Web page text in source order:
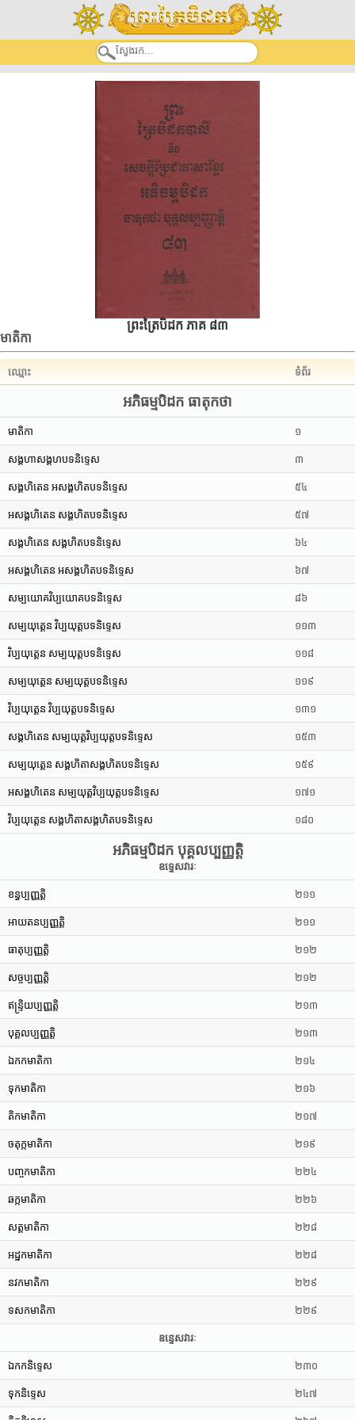
ព្រះត្រៃបិដក ភាគ ៨៣
មាតិកា
ឈ្មោះ ទំព័រ
អភិធម្មបិដក ធាតុកថា
មាតិកា ១
សង្គហាសង្គហបទនិទ្ទេស ៣
សង្គហិតេន អសង្គហិតបទនិទ្ទេស ៥៤
អសង្គហិតេន សង្គហិតបទនិទ្ទេស ៥៧
សង្គហិតេន សង្គហិតបទនិទ្ទេស ៦៤
អសង្គហិតេន អសង្គហិតបទនិទ្ទេស ៦៧
សម្បយោគវិប្បយោគបទនិទ្ទេស ៨៦
សម្បយុត្តេន វិប្បយុត្តបទនិទ្ទេស ១១៣
វិប្បយុត្តេន សម្បយុត្តបទនិទ្ទេស ១១៨
សម្បយុត្តេន សម្បយុត្តបទនិទ្ទេស ១១៩
វិប្បយុត្តេន វិប្បយុត្តបទនិទ្ទេស ១៣១
សង្គហិតេន សម្បយុត្តវិប្បយុត្តបទនិទ្ទេស ១៥៣
សម្បយុត្តេន សង្គហិតាសង្គហិតបទនិទ្ទេស ១៥៩
អសង្គហិតេន សម្បយុត្តវិប្បយុត្តបទនិទ្ទេស ១៧១
វិប្បយុត្តេន សង្គហិតាសង្គហិតបទនិទ្ទេស ១៨០
អភិធម្មបិដក បុគ្គលប្បញ្ញត្តិ
ឧទ្ទេសវារៈ
ខន្ធប្បញ្ញត្តិ ២១១
អាយតនប្បញ្ញត្តិ ២១១
ធាតុប្បញ្ញត្តិ ២១២
សច្ចប្បញ្ញត្តិ ២១២
ឥន្រ្ទិយប្បញ្ញត្តិ ២១៣
បុគ្គលប្បញ្ញត្តិ ២១៣
ឯកកមាតិកា ២១៤
ទុកមាតិកា ២១៦
តិកមាតិកា ២១៧
ចតុក្កមាតិកា ២១៩
បញ្ចកមាតិកា ២២៤
ឆក្កមាតិកា ២២៦
សត្តមាតិកា ២២៨
អដ្ឋកមាតិកា ២២៨
នវកមាតិកា ២២៩
ទសកមាតិកា ២២៩
ឧន្ទេសវារៈ
ឯកកនិទ្ទេស ២៣០
ទុកនិទ្ទេស ២៤៧